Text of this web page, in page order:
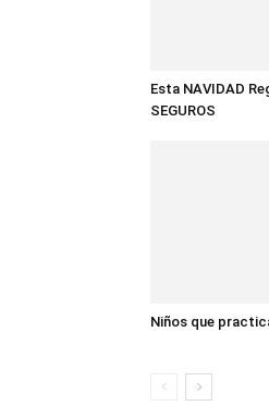
Esta NAVIDAD
SEGUROS
Niños que